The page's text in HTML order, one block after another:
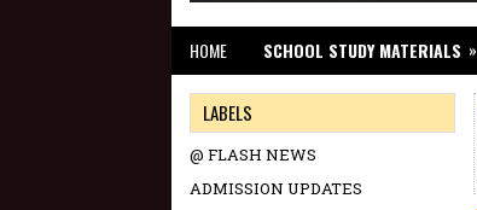
HOME SCHOOL STUDY MATERIALS »
LABELS
@ FLASH NEWS
ADMISSION UPDATES